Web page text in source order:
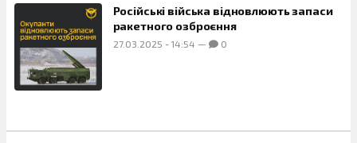
Російські війська відновлюють запаси
ракетного озброєння
27.03.2025 - 14:54 — 0